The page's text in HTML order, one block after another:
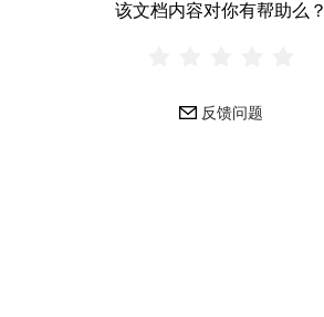
该文档内容对你有帮助么？
反馈问题